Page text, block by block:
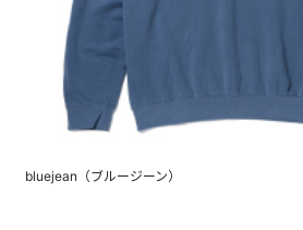
bluejean（ブルージーン）